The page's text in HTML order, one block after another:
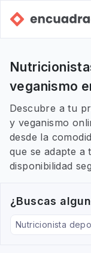
veganismo
Descubre a tu
y veganismo
desde la
que se adapte a
disponibilidad
¿Buscas
Nutricionista